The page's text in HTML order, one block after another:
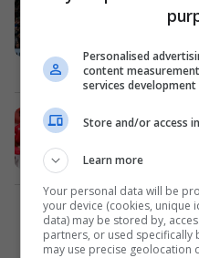
Notat e
United
Premier
Premier
Personalised
content
services development
Store and/or access
Learn more
Your personal data will be
your device (cookies, unique
data) may be stored by,
partners, or used specifically
may use precise geolocation